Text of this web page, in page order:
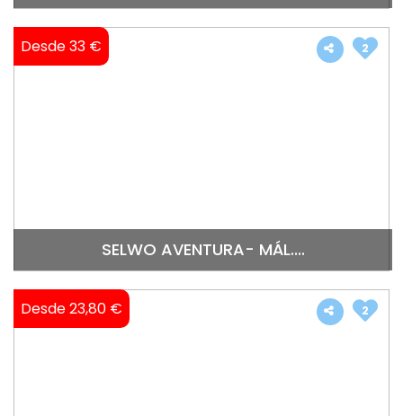
Desde 33 €
SELWO AVENTURA- MÁL....
2
Desde 23,80 € 2